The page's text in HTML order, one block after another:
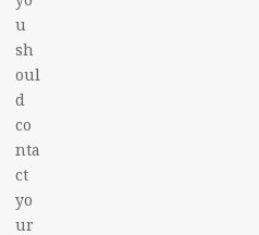
u
sh
oul
d
co
nta
ct
yo
ur